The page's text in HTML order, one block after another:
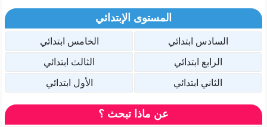
المستوى الإبتدائي
السادس ابتدائي
الخامس ابتدائي
الرابع ابتدائي
الثالث ابتدائي
الثاني ابتدائي
الأول ابتدائي
عن ماذا تبحث ؟